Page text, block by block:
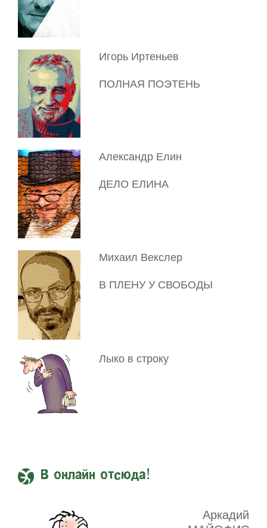
Игорь Иртеньев
ПОЛНАЯ ПОЭТЕНЬ
Александр Елин
ДЕЛО ЕЛИНА
Михаил Векслер
В ПЛЕНУ У СВОБОДЫ
Лыко в строку
В онлайн отсюда!
Аркадий